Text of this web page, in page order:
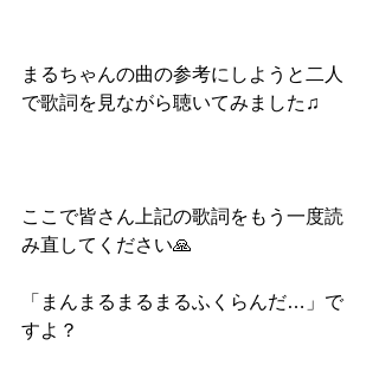
まるちゃんの曲の参考にしようと二人
で歌詞を見ながら聴いてみました♫
ここで皆さん上記の歌詞をもう一度読
み直してください🙏
「まんまるまるまるふくらんだ…」で
すよ？